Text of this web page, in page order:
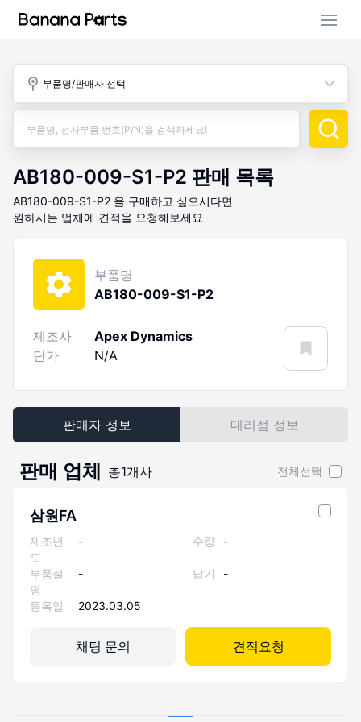
부품명/판매자 선택
AB180-009-S1-P2 판매 목록
AB180-009-S1-P2 을 구매하고 싶으시다면
원하시는 업체에 견적을 요청해보세요
부품명
AB180-009-S1-P2
제조사
Apex Dynamics
단가
N/A
판매자 정보 대리점 정보
판매 업체 총1개사 전체선택
삼원FA
제조년
도
- 수량 -
부품설
명
- 납기 -
등록일 2023.03.05
채팅 문의 견적요청